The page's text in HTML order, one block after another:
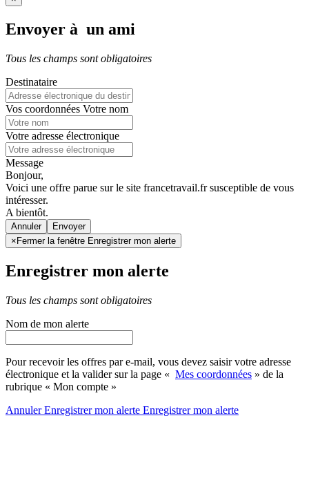
Envoyer à un ami
Tous les champs sont obligatoires
Destinataire
Vos coordonnées Votre nom
Votre adresse électronique
Message
Bonjour,
Voici une offre parue sur le site francetravail.fr susceptible de vous
intéresser.
A bientôt.
Annuler
× Fermer la fenêtre Enregistrer mon alerte
Enregistrer mon alerte
Tous les champs sont obligatoires
Nom de mon alerte
Pour recevoir les offres par e-mail, vous devez saisir votre adresse
électronique et la valider sur la page « Mes coordonnées » de la
rubrique « Mon compte »
AnnulerEnregistrer mon alerte Enregistrermon alerte